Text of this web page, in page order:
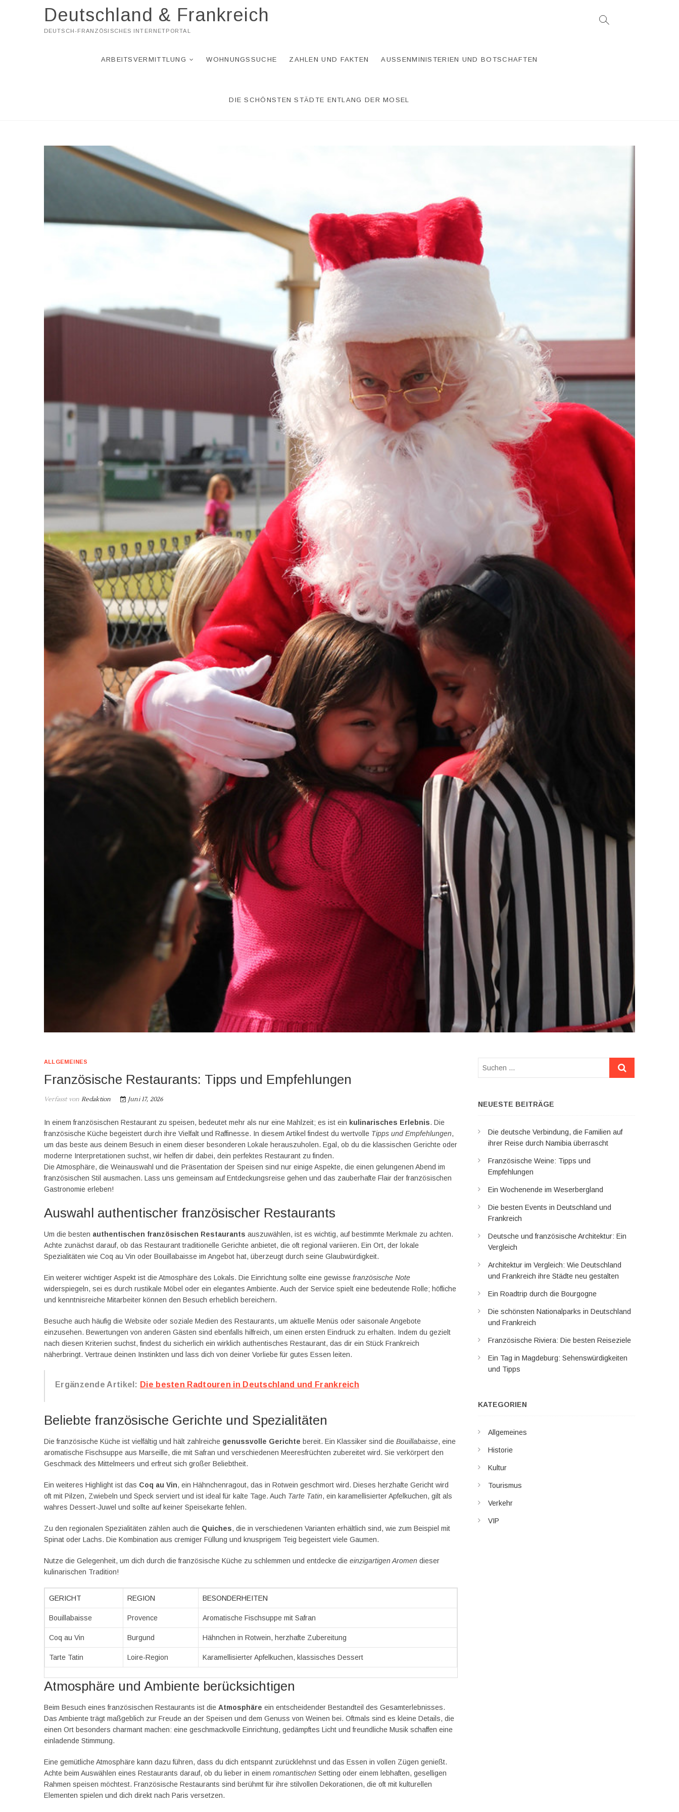
Deutschland & Frankreich
DEUTSCH-FRANZÖSISCHES INTERNETPORTAL
ARBEITSVERMITTLUNG WOHNUNGSSUCHE ZAHLEN UND FAKTEN AUSSENMINISTERIEN UND BOTSCHAFTEN
DIE SCHÖNSTEN STÄDTE ENTLANG DER MOSEL
ALLGEMEINES
Französische Restaurants: Tipps und Empfehlungen
Verfasst von Redaktion Juni 17, 2026
In einem französischen Restaurant zu speisen, bedeutet mehr als nur eine Mahlzeit; es ist ein kulinarisches Erlebnis. Die
französische Küche begeistert durch ihre Vielfalt und Raffinesse. In diesem Artikel findest du wertvolle Tipps und Empfehlungen,
um das beste aus deinem Besuch in einem dieser besonderen Lokale herauszuholen. Egal, ob du die klassischen Gerichte oder
moderne Interpretationen suchst, wir helfen dir dabei, dein perfektes Restaurant zu finden.
Die Atmosphäre, die Weinauswahl und die Präsentation der Speisen sind nur einige Aspekte, die einen gelungenen Abend im
französischen Stil ausmachen. Lass uns gemeinsam auf Entdeckungsreise gehen und das zauberhafte Flair der französischen
Gastronomie erleben!
Auswahl authentischer französischer Restaurants
Um die besten authentischen französischen Restaurants auszuwählen, ist es wichtig, auf bestimmte Merkmale zu achten.
Achte zunächst darauf, ob das Restaurant traditionelle Gerichte anbietet, die oft regional variieren. Ein Ort, der lokale
Spezialitäten wie Coq au Vin oder Bouillabaisse im Angebot hat, überzeugt durch seine Glaubwürdigkeit.
Ein weiterer wichtiger Aspekt ist die Atmosphäre des Lokals. Die Einrichtung sollte eine gewisse französische Note
widerspiegeln, sei es durch rustikale Möbel oder ein elegantes Ambiente. Auch der Service spielt eine bedeutende Rolle; höfliche
und kenntnisreiche Mitarbeiter können den Besuch erheblich bereichern.
Besuche auch häufig die Website oder soziale Medien des Restaurants, um aktuelle Menüs oder saisonale Angebote
einzusehen. Bewertungen von anderen Gästen sind ebenfalls hilfreich, um einen ersten Eindruck zu erhalten. Indem du gezielt
nach diesen Kriterien suchst, findest du sicherlich ein wirklich authentisches Restaurant, das dir ein Stück Frankreich
näherbringt. Vertraue deinen Instinkten und lass dich von deiner Vorliebe für gutes Essen leiten.
Ergänzende Artikel: Die besten Radtouren in Deutschland und Frankreich
Beliebte französische Gerichte und Spezialitäten
Die französische Küche ist vielfältig und hält zahlreiche genussvolle Gerichte bereit. Ein Klassiker sind die Bouillabaisse, eine
aromatische Fischsuppe aus Marseille, die mit Safran und verschiedenen Meeresfrüchten zubereitet wird. Sie verkörpert den
Geschmack des Mittelmeers und erfreut sich großer Beliebtheit.
Ein weiteres Highlight ist das Coq au Vin, ein Hähnchenragout, das in Rotwein geschmort wird. Dieses herzhafte Gericht wird
oft mit Pilzen, Zwiebeln und Speck serviert und ist ideal für kalte Tage. Auch Tarte Tatin, ein karamellisierter Apfelkuchen, gilt als
wahres Dessert-Juwel und sollte auf keiner Speisekarte fehlen.
Zu den regionalen Spezialitäten zählen auch die Quiches, die in verschiedenen Varianten erhältlich sind, wie zum Beispiel mit
Spinat oder Lachs. Die Kombination aus cremiger Füllung und knusprigem Teig begeistert viele Gaumen.
Nutze die Gelegenheit, um dich durch die französische Küche zu schlemmen und entdecke die einzigartigen Aromen dieser
kulinarischen Tradition!
GERICHT REGION BESONDERHEITEN
Bouillabaisse Provence Aromatische Fischsuppe mit Safran
Coq au Vin Burgund Hähnchen in Rotwein, herzhafte Zubereitung
Tarte Tatin Loire-Region Karamellisierter Apfelkuchen, klassisches Dessert
Atmosphäre und Ambiente berücksichtigen
Beim Besuch eines französischen Restaurants ist die Atmosphäre ein entscheidender Bestandteil des Gesamterlebnisses.
Das Ambiente trägt maßgeblich zur Freude an der Speisen und dem Genuss von Weinen bei. Oftmals sind es kleine Details, die
einen Ort besonders charmant machen: eine geschmackvolle Einrichtung, gedämpftes Licht und freundliche Musik schaffen eine
einladende Stimmung.
Eine gemütliche Atmosphäre kann dazu führen, dass du dich entspannt zurücklehnst und das Essen in vollen Zügen genießt.
Achte beim Auswählen eines Restaurants darauf, ob du lieber in einem romantischen Setting oder einem lebhaften, geselligen
Rahmen speisen möchtest. Französische Restaurants sind berühmt für ihre stilvollen Dekorationen, die oft mit kulturellen
Elementen spielen und dich direkt nach Paris versetzen.
Suchen
NEUESTE BEITRÄGE
Die deutsche Verbindung, die Familien auf
ihrer Reise durch Namibia überrascht
Französische Weine: Tipps und
Empfehlungen
Ein Wochenende im Weserbergland
Die besten Events in Deutschland und
Frankreich
Deutsche und französische Architektur: Ein
Vergleich
Architektur im Vergleich: Wie Deutschland
und Frankreich ihre Städte neu gestalten
Ein Roadtrip durch die Bourgogne
Die schönsten Nationalparks in Deutschland
und Frankreich
Französische Riviera: Die besten Reiseziele
Ein Tag in Magdeburg: Sehenswürdigkeiten
und Tipps
KATEGORIEN
Allgemeines
Historie
Kultur
Tourismus
Verkehr
VIP